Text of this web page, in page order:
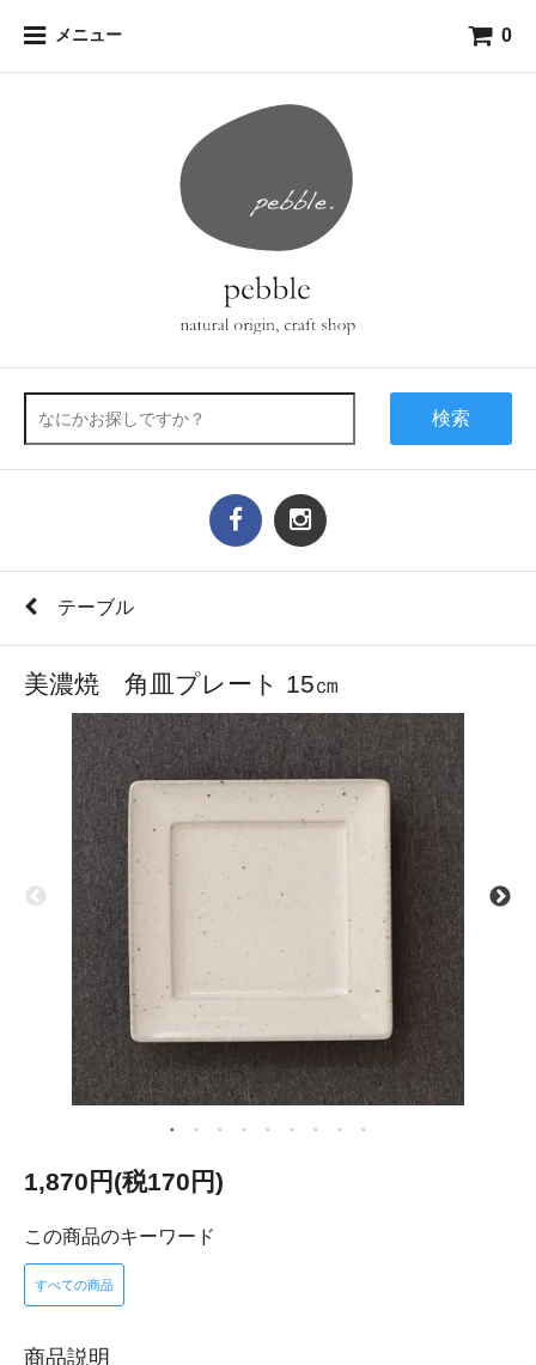
メニュー 0
検索
テーブル
美濃焼 角皿プレート 15㎝
1,870円(税170円)
この商品のキーワード
すべての商品
商品説明